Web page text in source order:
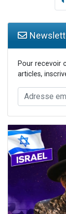
Pour recevoir
articles,